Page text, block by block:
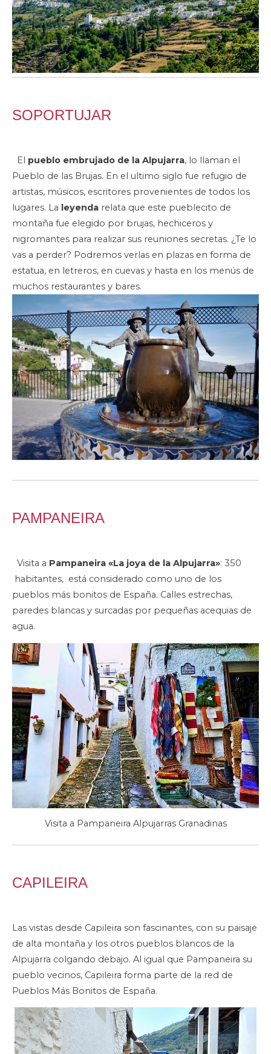
SOPORTUJAR
El pueblo embrujado de la Alpujarra, lo llaman el
Pueblo de las Brujas. En el ultimo siglo fue refugio de
artistas, músicos, escritores provenientes de todos los
lugares. La leyenda relata que este pueblecito de
montaña fue elegido por brujas, hechiceros y
nigromantes para realizar sus reuniones secretas. ¿Te lo
vas a perder? Podremos verlas en plazas en forma de
estatua, en letreros, en cuevas y hasta en los menús de
muchos restaurantes y bares.
PAMPANEIRA
Visita a Pampaneira «La joya de la Alpujarra»: 350
habitantes, está considerado como uno de los
pueblos más bonitos de España. Calles estrechas,
paredes blancas y surcadas por pequeñas acequias de
agua.
Visita a Pampaneira Alpujarras Granadinas
CAPILEIRA
Las vistas desde Capileira son fascinantes, con su paisaje
de alta montaña y los otros pueblos blancos de la
Alpujarra colgando debajo. Al igual que Pampaneira su
pueblo vecinos, Capileira forma parte de la red de
Pueblos Más Bonitos de España.